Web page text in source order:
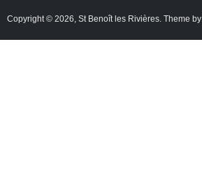
Copyright © 2026, St Benoît les Rivières. Theme by